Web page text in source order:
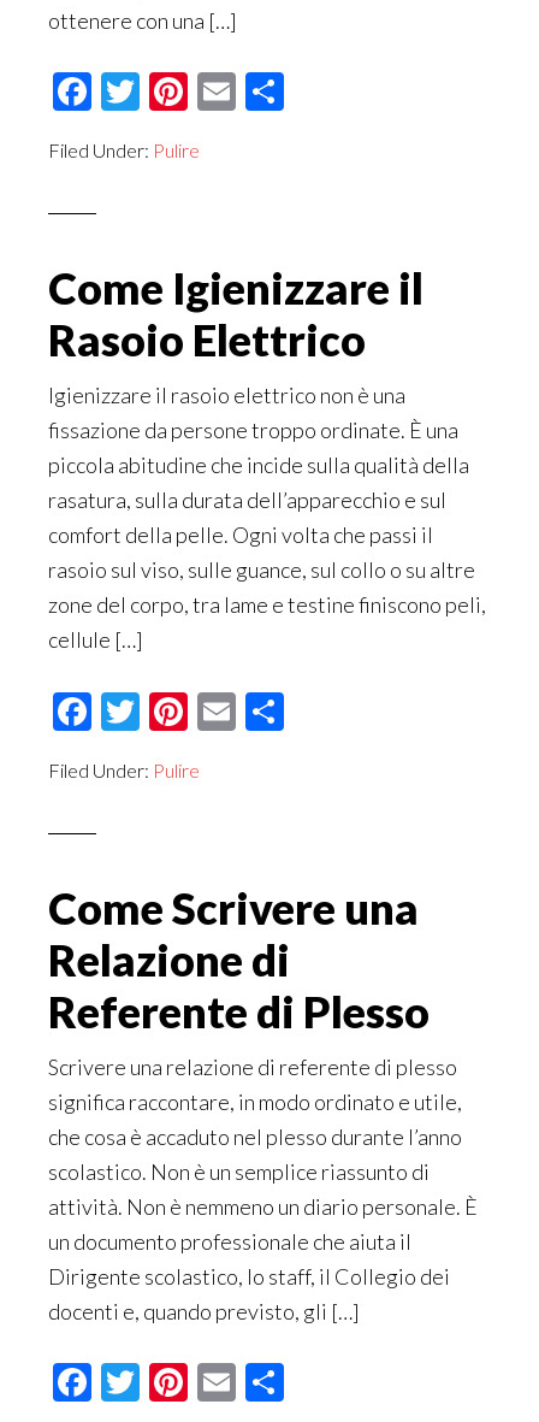
ottenere con una […]
Facebook
Twitter
Pinterest
Email
Filed Under: Pulire
Come Igienizzare il
Rasoio Elettrico
Igienizzare il rasoio elettrico non è una
fissazione da persone troppo ordinate. È una
piccola abitudine che incide sulla qualità della
rasatura, sulla durata dell’apparecchio e sul
comfort della pelle. Ogni volta che passi il
rasoio sul viso, sulle guance, sul collo o su altre
zone del corpo, tra lame e testine finiscono peli,
cellule […]
Facebook
Twitter
Pinterest
Email
Filed Under: Pulire
Come Scrivere una
Relazione di
Referente di Plesso
Scrivere una relazione di referente di plesso
significa raccontare, in modo ordinato e utile,
che cosa è accaduto nel plesso durante l’anno
scolastico. Non è un semplice riassunto di
attività. Non è nemmeno un diario personale. È
un documento professionale che aiuta il
Dirigente scolastico, lo staff, il Collegio dei
docenti e, quando previsto, gli […]
Facebook
Twitter
Pinterest
Email